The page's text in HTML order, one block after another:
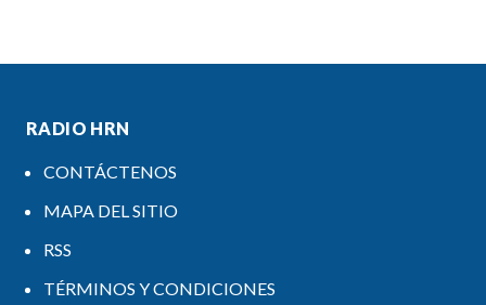
RADIO HRN
CONTÁCTENOS
MAPA DEL SITIO
RSS
TÉRMINOS Y CONDICIONES